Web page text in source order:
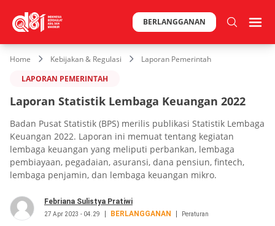
BERLANGGANAN
Home Kebijakan & Regulasi
Laporan Pemerintah
LAPORAN PEMERINTAH
Laporan Statistik Lembaga Keuangan 2022
Badan Pusat Statistik (BPS) merilis publikasi Statistik Lembaga
Keuangan 2022. Laporan ini memuat tentang kegiatan
lembaga keuangan yang meliputi perbankan, lembaga
pembiayaan, pegadaian, asuransi, dana pensiun, fintech,
lembaga penjamin, dan lembaga keuangan mikro.
Febriana Sulistya Pratiwi
27 Apr 2023 - 04.29 BERLANGGANAN Peraturan